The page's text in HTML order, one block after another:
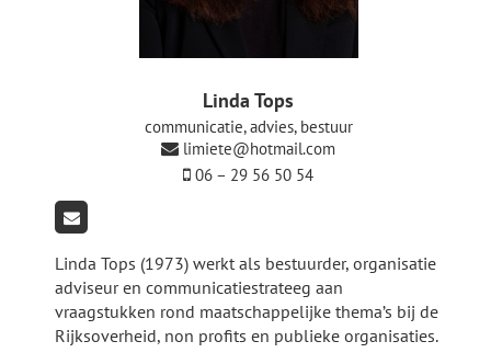
Linda Tops
communicatie, advies, bestuur
06 – 29 56 50 54
limiete@hotmail.com
Linda Tops (1973) werkt als bestuurder, organisatie
adviseur en communicatiestrateeg aan
vraagstukken rond maatschappelijke thema’s bij de
Rijksoverheid, non profits en publieke organisaties.